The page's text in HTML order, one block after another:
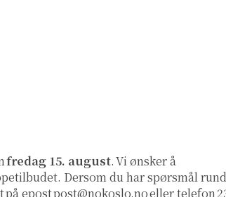
fredag 15. august. Vi ønsker å
Dersom du har spørsmål
på epostpost@nokoslo.noeller telefon